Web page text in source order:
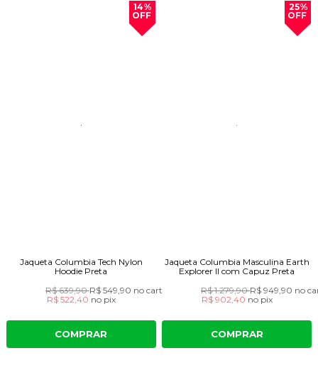
14%
OFF
Jaqueta Columbia Tech Nylon
Hoodie Preta
R$ 639,90R$ 549,90 no cartão
R$ 522,40 no pix
COMPRAR
25%
OFF
Jaqueta Columbia Masculina Earth
Explorer II com Capuz Preta
R$ 1.279,90R$ 949,90 no
R$ 902,40 no pix
COMPRAR